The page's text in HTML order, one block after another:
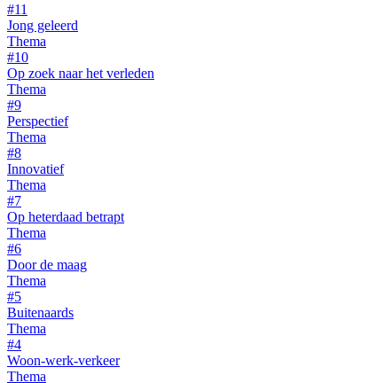
#11
Jong geleerd
Thema
#10
Op zoek naar het verleden
Thema
#9
Perspectief
Thema
#8
Innovatief
Thema
#7
Op heterdaad betrapt
Thema
#6
Door de maag
Thema
#5
Buitenaards
Thema
#4
Woon-werk-verkeer
Thema